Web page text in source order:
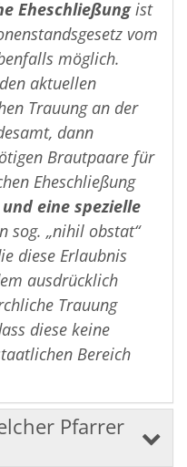
Eheschließungist
vom
möglich.
aktuellen
Trauung an der
dann
Brautpaare für
Eheschließung
eine spezielle
sog. „nihil obstat“
diese Erlaubnis
ausdrücklich
Trauung
diese keine
Bereich
Pfarrer